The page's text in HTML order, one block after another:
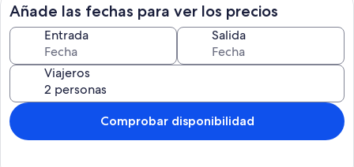
Como característica especial, ofrecemos almuerzos privados, recién
cocinados, orgánicos y vegetarianos. En consulta, también en el
camino en las montañas de Zittau (en lugares hermosos al aire libre,
con contenedores térmicos).
Los 5000 metros cuadrados que pertenecen a la propiedad con
arroyo y estanque están cercados a prueba de niños y ofrecen una
gran variedad en el lugar con varios cajones de arena, columpios,
castillos de escalada y otras opciones de juego. Si está buscando la
Añade las fechas para ver los precios
Entrada Salida
Viajeros
Comprobar disponibilidad